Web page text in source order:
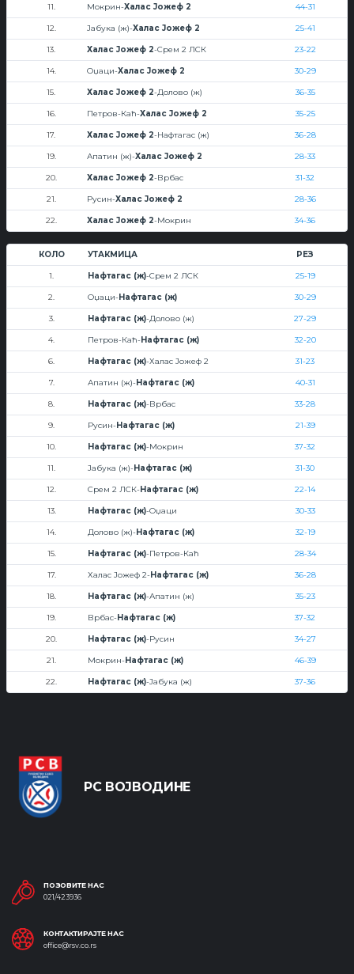
11. Мокрин-Халас Јожеф 2 44-31
12. Јабука (ж)-Халас Јожеф 2 25-41
13. Халас Јожеф 2-Срем 2 ЛСК 23-22
14. Оџаци-Халас Јожеф 2 30-29
15. Халас Јожеф 2-Долово (ж) 36-35
16. Петров-Каћ-Халас Јожеф 2 35-25
17. Халас Јожеф 2-Нафтагас (ж) 36-28
19. Апатин (ж)-Халас Јожеф 2 28-33
20. Халас Јожеф 2-Врбас 31-32
21. Русин-Халас Јожеф 2 28-36
22. Халас Јожеф 2-Мокрин 34-36
КОЛО УТАКМИЦА РЕЗ
1. Нафтагас (ж)-Срем 2 ЛСК 25-19
2. Оџаци-Нафтагас (ж) 30-29
3. Нафтагас (ж)-Долово (ж) 27-29
4. Петров-Каћ-Нафтагас (ж) 32-20
6. Нафтагас (ж)-Халас Јожеф 2 31-23
7. Апатин (ж)-Нафтагас (ж) 40-31
8. Нафтагас (ж)-Врбас 33-28
9. Русин-Нафтагас (ж) 21-39
10. Нафтагас (ж)-Мокрин 37-32
11. Јабука (ж)-Нафтагас (ж) 31-30
12. Срем 2 ЛСК-Нафтагас (ж) 22-14
13. Нафтагас (ж)-Оџаци 30-33
14. Долово (ж)-Нафтагас (ж) 32-19
15. Нафтагас (ж)-Петров-Каћ 28-34
17. Халас Јожеф 2-Нафтагас (ж) 36-28
18. Нафтагас (ж)-Апатин (ж) 35-23
19. Врбас-Нафтагас (ж) 37-32
20. Нафтагас (ж)-Русин 34-27
21. Мокрин-Нафтагас (ж) 46-39
22. Нафтагас (ж)-Јабука (ж) 37-36
РС ВОЈВОДИНЕ
ПОЗОВИТЕ НАС
021/423936
КОНТАКТИРАЈТЕ НАС
office@rsv.co.rs